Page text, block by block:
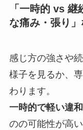
「一時的 vs
な痛み・張り
感じ方の強さや
様子を見るか、
わります。
一時的で軽い違
のの可能性が高